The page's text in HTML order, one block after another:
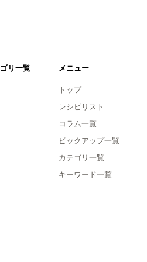
リ一覧 メニュー
トップ
レシピリスト
コラム一覧
ピックアップ一覧
カテゴリ一覧
キーワード一覧